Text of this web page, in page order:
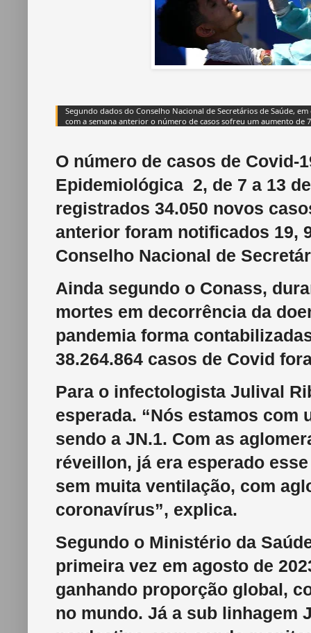
Segundo dados do Conselho Nacional de Secretários de Saúde,
com a semana anterior o número de casos sofreu um aumento de
O número de casos de Covid-
Epidemiológica 2, de 7 a 13
registrados 34.050 novos
anterior foram notificados 19,
Conselho Nacional de
Ainda segundo o Conass,
mortes em decorrência da
pandemia forma
38.264.864 casos de Covid
Para o infectologista Julival
esperada. “Nós estamos
sendo a JN.1. Com as
réveillon, já era esperado
sem muita ventilação, com
coronavírus”, explica.
Segundo o Ministério da
primeira vez em agosto de
ganhando proporção global,
no mundo. Já a sub linhagem